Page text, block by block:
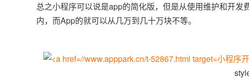
总之小程序可以说是app的简化版，但是从使用维护和开
内，而App的就可以从几万到几十万块不等。
小程序